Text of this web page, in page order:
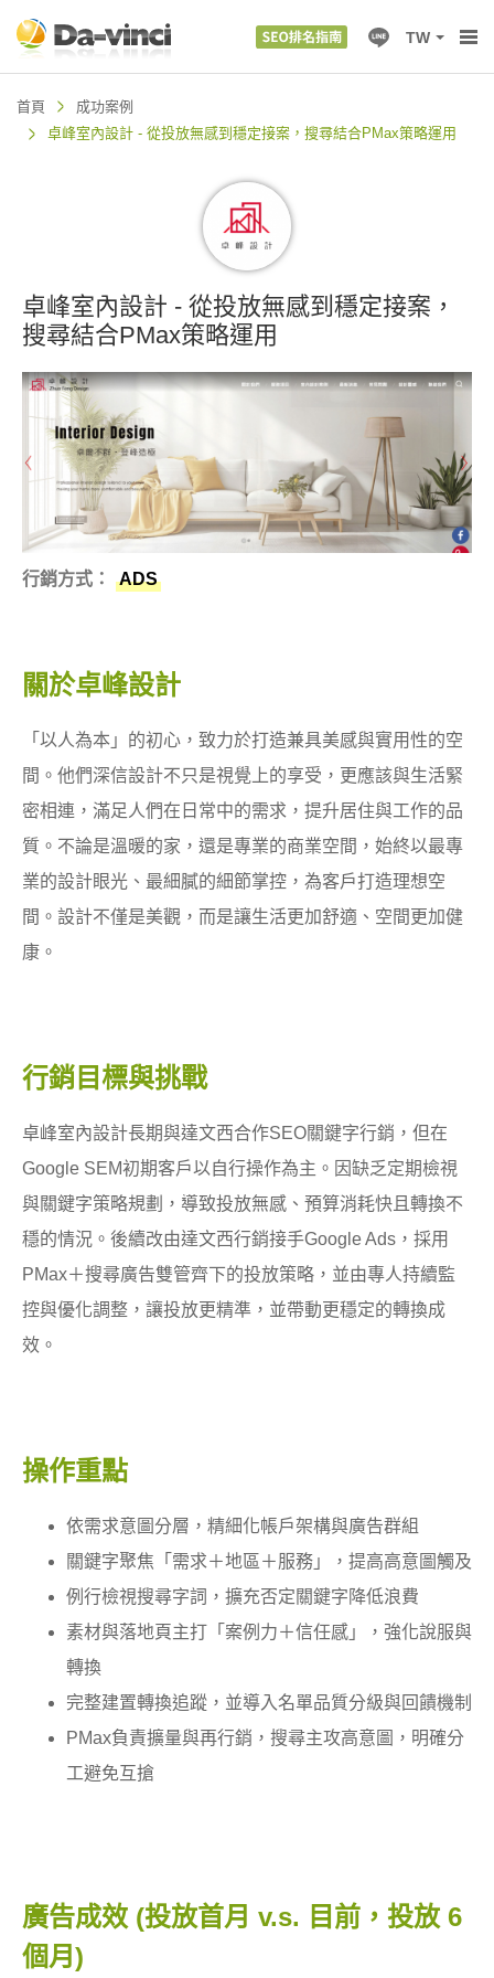
TW
首頁
成功案例
卓峰室內設計 - 從投放無感到穩定接案，搜尋結合PMax策略運用
卓峰室內設計 - 從投放無感到穩定接案，
搜尋結合PMax策略運用
行銷方式： ADS
關於卓峰設計
「以人為本」的初心，致力於打造兼具美感與實用性的空
間。他們深信設計不只是視覺上的享受，更應該與生活緊
密相連，滿足人們在日常中的需求，提升居住與工作的品
質。不論是溫暖的家，還是專業的商業空間，始終以最專
業的設計眼光、最細膩的細節掌控，為客戶打造理想空
間。設計不僅是美觀，而是讓生活更加舒適、空間更加健
康。
行銷目標與挑戰
卓峰室內設計長期與達文西合作SEO關鍵字行銷，但在
Google SEM初期客戶以自行操作為主。因缺乏定期檢視
與關鍵字策略規劃，導致投放無感、預算消耗快且轉換不
穩的情況。後續改由達文西行銷接手Google Ads，採用
PMax＋搜尋廣告雙管齊下的投放策略，並由專人持續監
控與優化調整，讓投放更精準，並帶動更穩定的轉換成
效。
操作重點
依需求意圖分層，精細化帳戶架構與廣告群組
關鍵字聚焦「需求＋地區＋服務」，提高高意圖觸及
例行檢視搜尋字詞，擴充否定關鍵字降低浪費
素材與落地頁主打「案例力＋信任感」，強化說服與
轉換
完整建置轉換追蹤，並導入名單品質分級與回饋機制
PMax負責擴量與再行銷，搜尋主攻高意圖，明確分
工避免互搶
廣告成效 (投放首月 v.s. 目前，投放 6
個月)